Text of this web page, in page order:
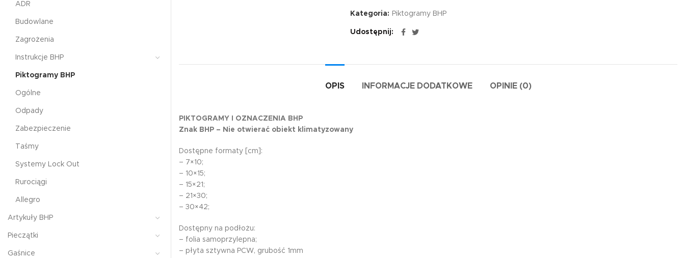
Kategoria: Piktogramy BHP
Udostępnij
OPIS INFORMACJE DODATKOWE OPINIE (0)
PIKTOGRAMY I OZNACZENIA BHP
Znak BHP – Nie otwierać obiekt klimatyzowany
Dostępne formaty [cm]:
– 7×10;
– 10×15;
– 15×21;
– 21×30;
– 30×42;
Dostępny na podłożu:
– folia samoprzylepna;
– płyta sztywna PCW, grubość 1mm
ADR
Budowlane
Zagrożenia
Instrukcje BHP
Piktogramy BHP
Ogólne
Odpady
Zabezpieczenie
Taśmy
Systemy Lock Out
Rurociągi
Allegro
Artykuły BHP
Pieczątki
Gaśnice